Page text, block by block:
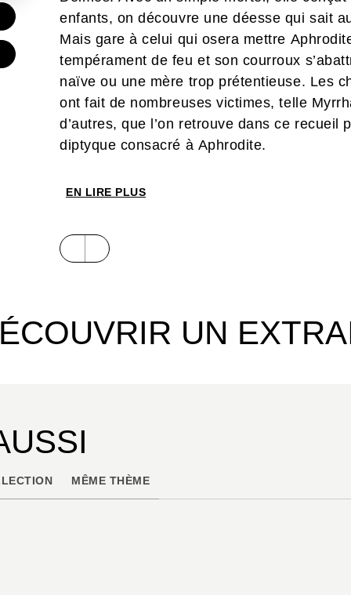
enfants, on découvre une déesse qui sait
Mais gare à celui qui osera mettre
tempérament de feu et son courroux
naïve ou une mère trop prétentieuse. Les
ont fait de nombreuses victimes, telle
d’autres, que l’on retrouve dans ce recueil
diptyque consacré à Aphrodite.
EN LIRE PLUS
UN
MÊME THÈME